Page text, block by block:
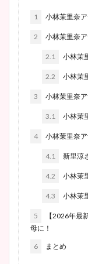
1 小林茉里奈
2 小林茉里奈
2.1 小林茉
2.2 小林茉
3 小林茉里奈
3.1 小林茉
4 小林茉里奈
4.1 新里涼
4.2 小林茉
4.3 小林茉
5
【2026年最
母に！
6 まとめ